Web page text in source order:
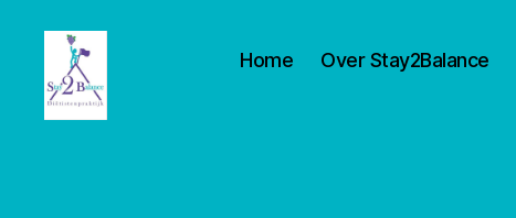
Home Over Stay2Balance